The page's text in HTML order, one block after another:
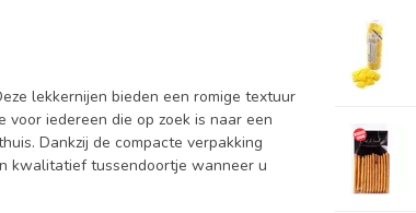
lekkernijen bieden een romige textuur
iedereen die op zoek is naar een
Dankzij de compacte verpakking
kwalitatief tussendoortje wanneer u